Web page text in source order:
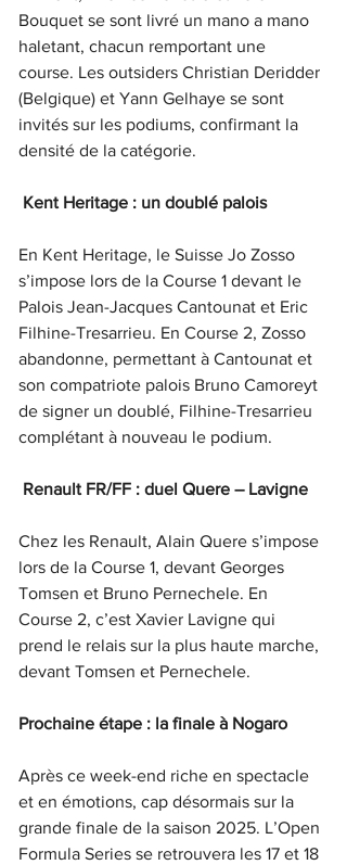
Bouquet se sont livré un mano a mano
haletant, chacun remportant une
course. Les outsiders Christian Deridder
(Belgique) et Yann Gelhaye se sont
invités sur les podiums, confirmant la
densité de la catégorie.
Kent Heritage : un doublé palois
En Kent Heritage, le Suisse Jo Zosso
s’impose lors de la Course 1 devant le
Palois Jean-Jacques Cantounat et Eric
Filhine-Tresarrieu. En Course 2, Zosso
abandonne, permettant à Cantounat et
son compatriote palois Bruno Camoreyt
de signer un doublé, Filhine-Tresarrieu
complétant à nouveau le podium.
Renault FR/FF : duel Quere – Lavigne
Chez les Renault, Alain Quere s’impose
lors de la Course 1, devant Georges
Tomsen et Bruno Pernechele. En
Course 2, c’est Xavier Lavigne qui
prend le relais sur la plus haute marche,
devant Tomsen et Pernechele.
Prochaine étape : la finale à Nogaro
Après ce week-end riche en spectacle
et en émotions, cap désormais sur la
grande finale de la saison 2025. L’Open
Formula Series se retrouvera les 17 et 18